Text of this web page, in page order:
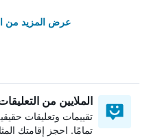
عرض المزيد من
الملايين من
تقييمات وتعليقات
تمامًا. احجز إقامتك